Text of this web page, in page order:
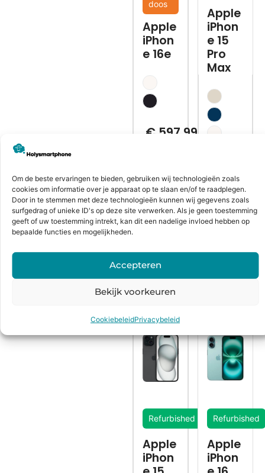
Om de beste ervaringen te bieden, gebruiken wij technologieën zoals
cookies om informatie over je apparaat op te slaan en/of te raadplegen.
Door in te stemmen met deze technologieën kunnen wij gegevens zoals
surfgedrag of unieke ID's op deze site verwerken. Als je geen toestemming
geeft of uw toestemming intrekt, kan dit een nadelige invloed hebben op
bepaalde functies en mogelijkheden.
Accepteren
Bekijk voorkeuren
CookiebeleidPrivacybeleid
doos
Apple
iPhon
e 16e
€597,99
Apple
iPhon
e 15
Pro
Max
€659,99
Refurbished
Apple
iPhon
Refurbished
Apple
iPhon